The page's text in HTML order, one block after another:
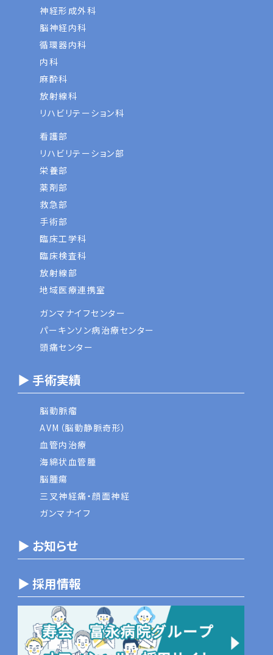
神経形成外科
脳神経内科
循環器内科
内科
麻酔科
放射線科
リハビリテーション科
看護部
リハビリテーション部
栄養部
薬剤部
救急部
手術部
臨床工学科
臨床検査科
放射線部
地域医療連携室
ガンマナイフセンター
パーキンソン病治療センター
頭痛センター
▶ 手術実績
脳動脈瘤
AVM（脳動静脈奇形）
血管内治療
海綿状血管腫
脳腫瘍
三叉神経痛・顔面神経
ガンマナイフ
▶ お知らせ
▶ 採用情報